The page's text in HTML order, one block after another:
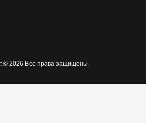
© 2026 Все права защищены.